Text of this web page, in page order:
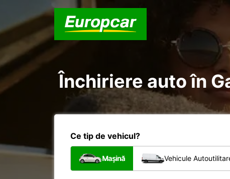
Închiriere auto în
Ce tip de vehicul?
Mașină Vehicule